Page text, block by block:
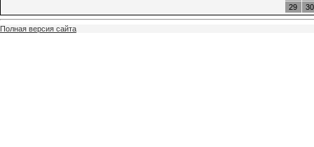
29
30
Полная версия сайта